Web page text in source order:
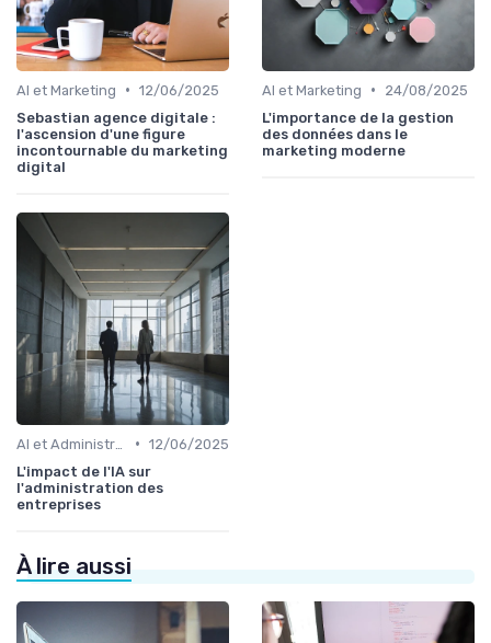
AI et Marketing • 12/06/2025
Sebastian agence digitale :
l'ascension d'une figure
incontournable du marketing
digital
AI et Marketing •
24/08/2025
L'importance de la gestion
des données dans le
marketing moderne
• 12/06/2025
L'impact de l'IA sur
l'administration des
entreprises
À lire aussi